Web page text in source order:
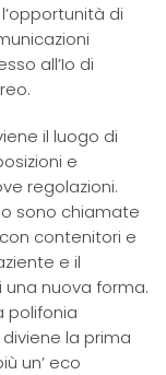
di
all’Io di
il luogo di
e
regolazioni.
sono chiamate
contenitori e
e il
nuova forma.
polifonia
la prima
un’ eco